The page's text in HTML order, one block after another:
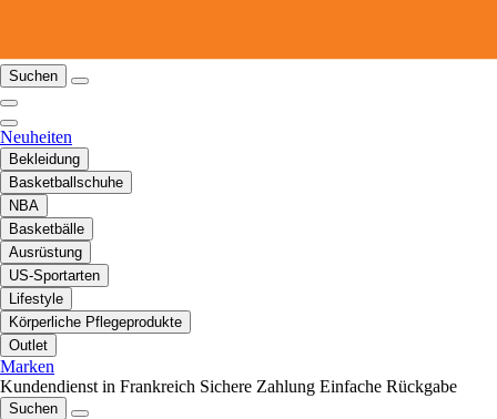
Suchen
Neuheiten
Bekleidung
Basketballschuhe
NBA
Basketbälle
Ausrüstung
US-Sportarten
Lifestyle
Körperliche Pflegeprodukte
Outlet
Marken
Kundendienst in Frankreich Sichere Zahlung Einfache Rückgabe
Suchen